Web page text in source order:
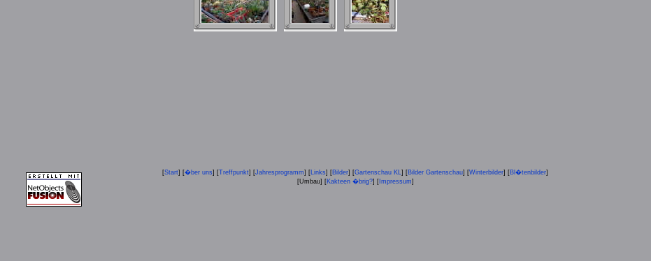
[Start] [�ber uns] [Treffpunkt] [Jahresprogramm] [Links] [Bilder] [Gartenschau KL] [Bilder Gartenschau] [Winterbilder] [Bl�tenbilder]
[Umbau] [Kakteen �brig?] [Impressum]